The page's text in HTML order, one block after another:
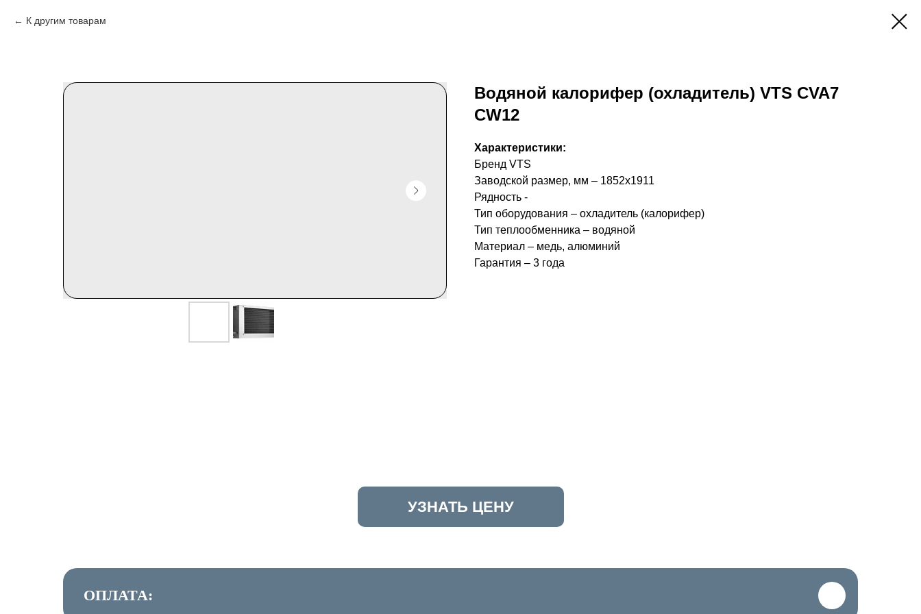
К другим товарам
Водяной калорифер (охладитель) VTS CVA7
CW12
Характеристики:
Бренд VTS
Заводской размер, мм – 1852x1911
Рядность -
Тип оборудования – охладитель (калорифер)
Тип теплообменника – водяной
Материал – медь, алюминий
Гарантия – 3 года
УЗНАТЬ ЦЕНУ
ОПЛАТА: